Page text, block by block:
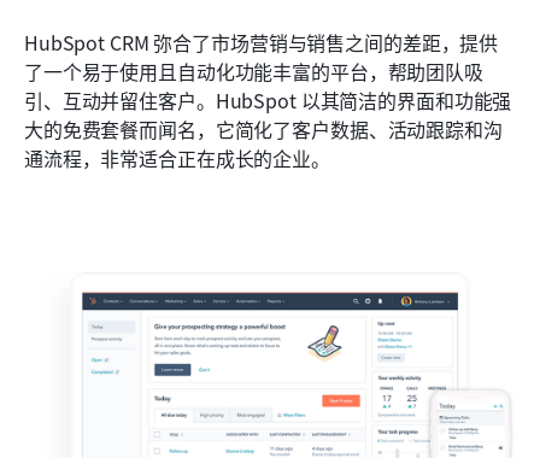
HubSpot CRM 弥合了市场营销与销售之间的差距，提供
了一个易于使用且自动化功能丰富的平台，帮助团队吸
引、互动并留住客户。HubSpot 以其简洁的界面和功能强
大的免费套餐而闻名，它简化了客户数据、活动跟踪和沟
通流程，非常适合正在成长的企业。